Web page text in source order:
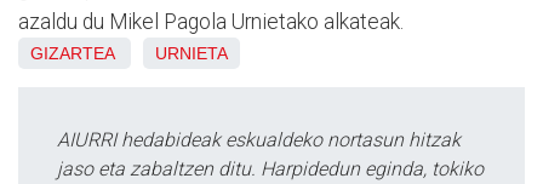
azaldu du Mikel Pagola Urnietako alkateak.
GIZARTEA URNIETA
AIURRI hedabideak eskualdeko nortasun hitzak
jaso eta zabaltzen ditu. Harpidedun eginda, tokiko